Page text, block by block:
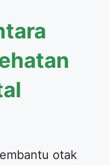
otak